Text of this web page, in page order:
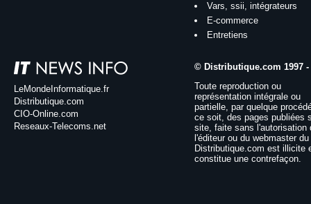
Vars, ssii, intégrateurs
E-commerce
Entretiens
LeMondeInformatique.fr
Distributique.com
CIO-Online.com
Reseaux-Telecoms.net
© Distributique.com 1997 -
Toute reproduction ou
représentation intégrale ou
partielle, par quelque
ce soit, des pages publiées
site, faite sans l'autorisation
l'éditeur ou du webmaster
Distributique.com est illicite
constitue une contrefaçon.